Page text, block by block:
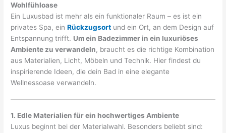
Wohlfühloase
Ein Luxusbad ist mehr als ein funktionaler Raum – es ist ein
privates Spa, einRückzugsort und ein Ort, an dem Design auf
Entspannung trifft. Um ein Badezimmer in ein luxuriöses
Ambiente zu verwandeln, braucht es die richtige Kombination
aus Materialien, Licht, Möbeln und Technik. Hier findest du
inspirierende Ideen, die dein Bad in eine elegante
Wellnessoase verwandeln.
1. Edle Materialien für ein hochwertiges Ambiente
Luxus beginnt bei der Materialwahl. Besonders beliebt sind: